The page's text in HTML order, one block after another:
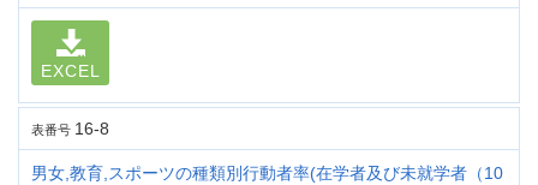
EXCEL
表番号 16-8
男女,教育,スポーツの種類別行動者率(在学者及び未就学者（10